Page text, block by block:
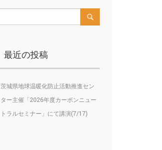
最近の投稿
茨城県地球温暖化防止活動推進セン
ター主催「2026年度カーボンニュー
トラルセミナー」にて講演(7/17)